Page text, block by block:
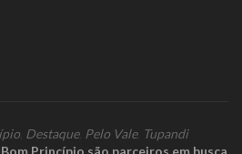
Destaque, Pelo Vale, Tupandi